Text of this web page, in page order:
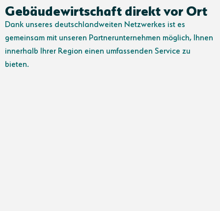
Gebäudewirtschaft direkt vor Ort
Dank unseres deutschlandweiten Netzwerkes ist es
gemeinsam mit unseren Partnerunternehmen möglich, Ihnen
innerhalb Ihrer Region einen umfassenden Service zu
bieten.